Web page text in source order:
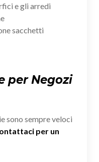
e gli arredi
sacchetti
per Negozi
sono sempre veloci
per un